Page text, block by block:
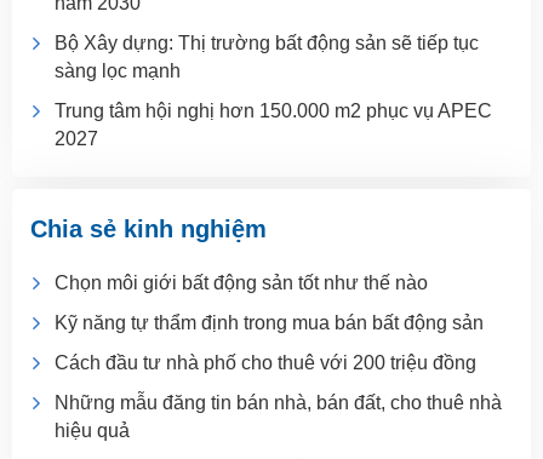
Bộ Xây dựng: Thị trường bất động sản sẽ tiếp tục
sàng lọc mạnh
Trung tâm hội nghị hơn 150.000 m2 phục vụ APEC
2027
Chia sẻ kinh nghiệm
Chọn môi giới bất động sản tốt như thế nào
Kỹ năng tự thẩm định trong mua bán bất động sản
Cách đầu tư nhà phố cho thuê với 200 triệu đồng
Những mẫu đăng tin bán nhà, bán đất, cho thuê nhà
hiệu quả